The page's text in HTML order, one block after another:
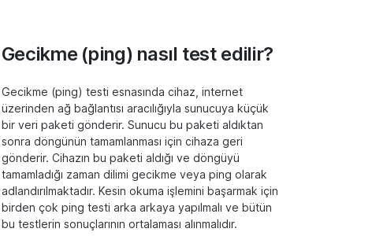
Gecikme (ping) nasıl test edilir?
Gecikme (ping) testi esnasında cihaz, internet
üzerinden ağ bağlantısı aracılığıyla sunucuya küçük
bir veri paketi gönderir. Sunucu bu paketi aldıktan
sonra döngünün tamamlanması için cihaza geri
gönderir. Cihazın bu paketi aldığı ve döngüyü
tamamladığı zaman dilimi gecikme veya ping olarak
adlandırılmaktadır. Kesin okuma işlemini başarmak için
birden çok ping testi arka arkaya yapılmalı ve bütün
bu testlerin sonuçlarının ortalaması alınmalıdır.